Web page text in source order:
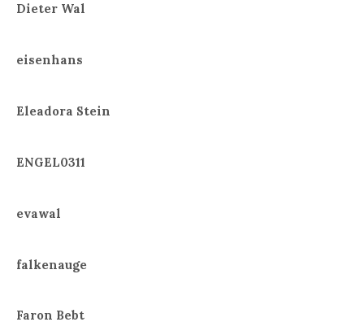
Dieter Wal
eisenhans
Eleadora Stein
ENGEL0311
evawal
falkenauge
Faron Bebt